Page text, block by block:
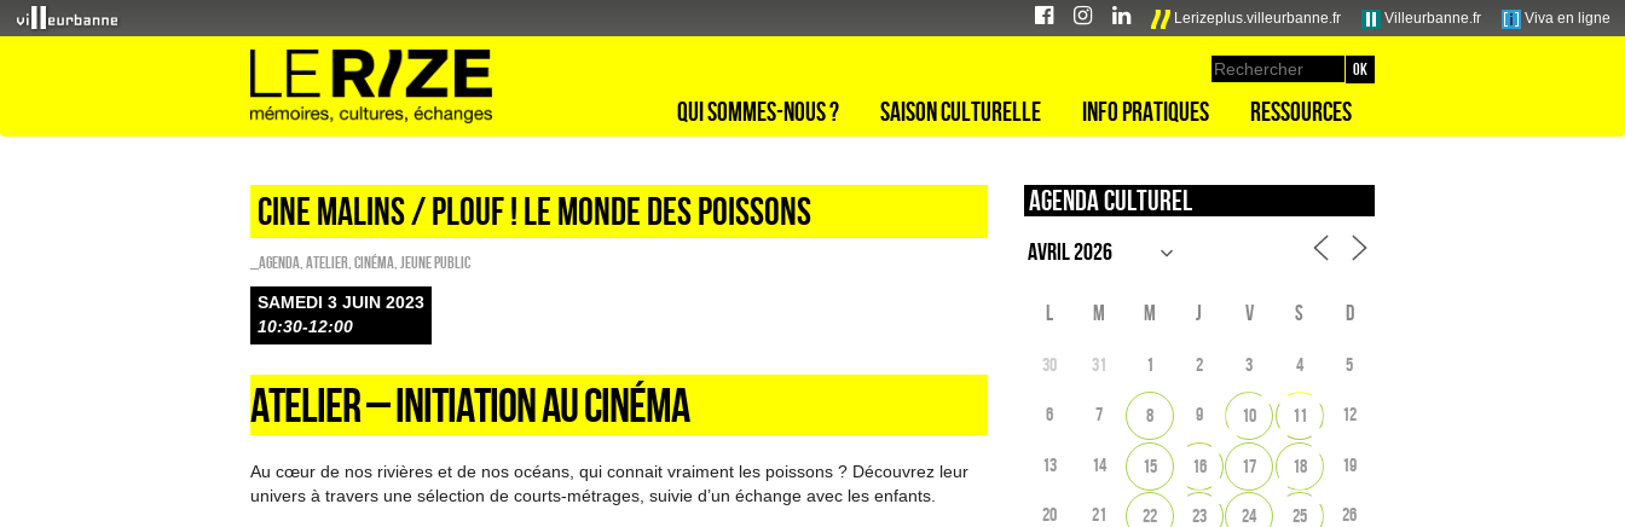
Lerizeplus.villeurbanne.fr Villeurbanne.fr Viva en ligne
Qui sommes-nous ? Saison culturelle Info pratiques Ressources
CINE MALINS / Plouf ! Le monde des poissons
_Agenda Atelier Cinéma Jeune public
SAMEDI 3 JUIN 2023
10:30-12:00
ATELIER – INITIATION AU CINÉMA
Au cœur de nos rivières et de nos océans, qui connait vraiment les poissons ? Découvrez leur
univers à travers une sélection de courts-métrages, suivie d’un échange avec les enfants.
Agenda culturel
L M M J V S D
30 31 1 2 3 4 5
6 7 8 9 10 11 12
13 14 15 16 17 18 19
20 21 22 23 24 25 26